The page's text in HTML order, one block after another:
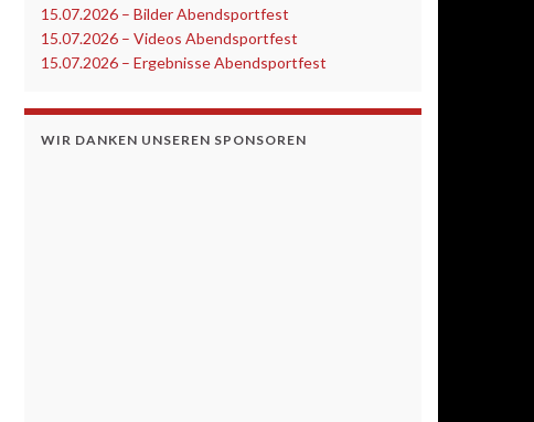
15.07.2026 – Bilder Abendsportfest
15.07.2026 – Videos Abendsportfest
15.07.2026 – Ergebnisse Abendsportfest
WIR DANKEN UNSEREN SPONSOREN